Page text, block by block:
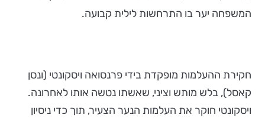
המשפחה יער בו התרחשות לילית קבועה.
חקירת ההעלמות מופקדת בידי פרנסואה ויסקונטי (ונסן
קאסל), בלש מותש וציני, שאשתו נטשה אותו לאחרונה.
ויסקונטי חוקר את העלמות הנער הצעיר, תוך כדי ניסיון